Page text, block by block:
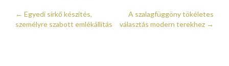
Post navigation
← Egyedi sírkő készítés,
személyre szabott emlékállítás
A szalagfüggöny tökéletes
választás modern terekhez →